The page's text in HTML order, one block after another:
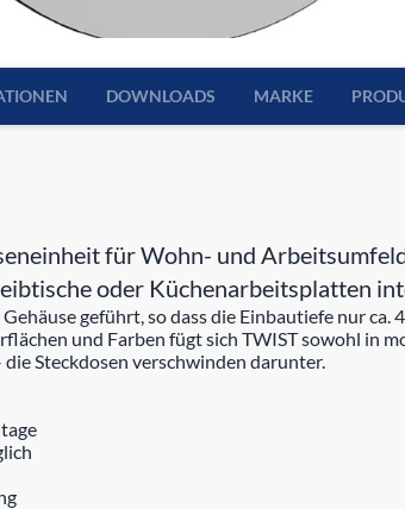
DOWNLOADS MARKE
für Wohn- und
oder Küchenarbeitsplatten
geführt, so dass die Einbautiefe nur
und Farben fügt sich TWIST sowohl in
Steckdosen verschwinden darunter.